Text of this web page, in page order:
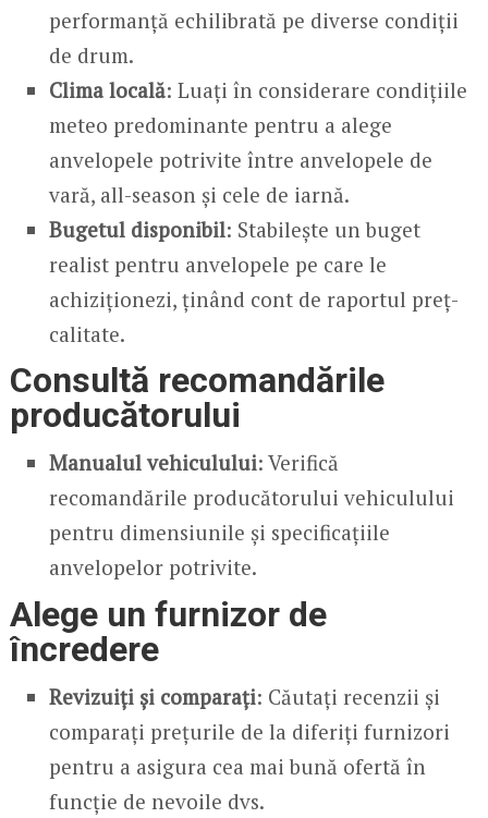
performanță echilibrată pe diverse condiții
de drum.
Clima locală: Luați în considerare condițiile
meteo predominante pentru a alege
anvelopele potrivite între anvelopele de
vară, all-season și cele de iarnă.
Bugetul disponibil: Stabilește un buget
realist pentru anvelopele pe care le
achiziționezi, ținând cont de raportul preț-
calitate.
Consultă recomandările
producătorului
Manualul vehiculului: Verifică
recomandările producătorului vehiculului
pentru dimensiunile și specificațiile
anvelopelor potrivite.
Alege un furnizor de
încredere
Revizuiți și comparați: Căutați recenzii și
comparați prețurile de la diferiți furnizori
pentru a asigura cea mai bună ofertă în
funcție de nevoile dvs.